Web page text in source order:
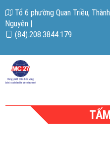
Tổ 6 phường Quan Triều,
Nguyên |
(84).208.3844.179